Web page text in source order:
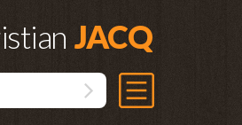
Christian